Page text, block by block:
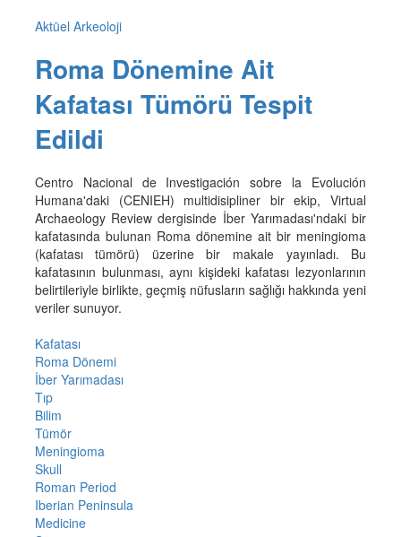
Aktüel Arkeoloji
Roma Dönemine Ait
Kafatası Tümörü Tespit
Edildi
Centro Nacional de Investigación sobre la Evolución
Humana'daki (CENIEH) multidisipliner bir ekip, Virtual
Archaeology Review dergisinde İber Yarımadası'ndaki bir
kafatasında bulunan Roma dönemine ait bir meningioma
(kafatası tümörü) üzerine bir makale yayınladı. Bu
kafatasının bulunması, aynı kişideki kafatası lezyonlarının
belirtileriyle birlikte, geçmiş nüfusların sağlığı hakkında yeni
veriler sunuyor.
Kafatası
Roma Dönemi
İber Yarımadası
Tıp
Bilim
Tümör
Meningioma
Skull
Roman Period
Iberian Peninsula
Medicine